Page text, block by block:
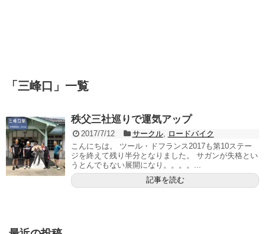
「 三峰口 」 一覧
秩父三社巡りで運気アップ
2017/7/12 サークル,
ロードバイク
こんにちは。 ツール・ドフランス2017も第10ステー
ジを終えて残り半分となりました。 サガンが失格とい
うとんでもない展開になり。。。。...
記事を読む